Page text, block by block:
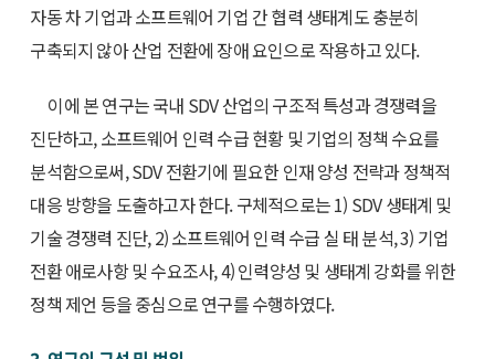
자동 차 기업과 소프트웨어 기업 간 협력 생태계도 충분히
구축되지 않아 산업 전환에 장애 요인으로 작용하고 있다.
이에 본 연구는 국내 SDV 산업의 구조적 특성과 경쟁력을
진단하고, 소프트웨어 인력 수급 현황 및 기업의 정책 수요를
분석함으로써, SDV 전환기에 필요한 인재 양성 전략과 정책적
대응 방향을 도출하고자 한다. 구체적으로는 1) SDV 생태계 및
기술 경쟁력 진단, 2) 소프트웨어 인력 수급 실 태 분석, 3) 기업
전환 애로사항 및 수요조사, 4) 인력양성 및 생태계 강화를 위한
정책 제언 등을 중심으로 연구를 수행하였다.